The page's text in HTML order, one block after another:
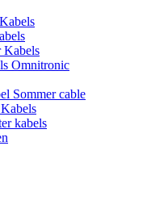
Kabels
Omnitronic
Sommer cable
kabels